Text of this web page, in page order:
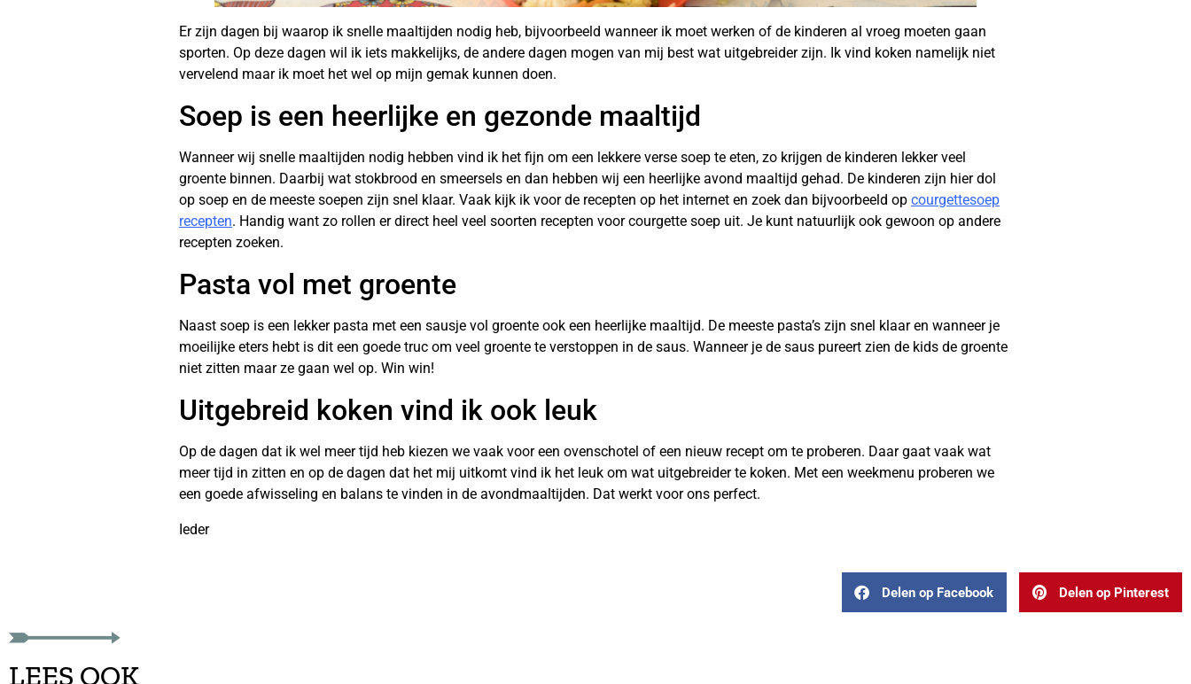
Er zijn dagen bij waarop ik snelle maaltijden nodig heb, bijvoorbeeld wanneer ik moet werken of de kinderen al vroeg moeten gaan
sporten. Op deze dagen wil ik iets makkelijks, de andere dagen mogen van mij best wat uitgebreider zijn. Ik vind koken namelijk niet
vervelend maar ik moet het wel op mijn gemak kunnen doen.
Soep is een heerlijke en gezonde maaltijd
Wanneer wij snelle maaltijden nodig hebben vind ik het fijn om een lekkere verse soep te eten, zo krijgen de kinderen lekker veel
groente binnen. Daarbij wat stokbrood en smeersels en dan hebben wij een heerlijke avond maaltijd gehad. De kinderen zijn hier dol
op soep en de meeste soepen zijn snel klaar. Vaak kijk ik voor de recepten op het internet en zoek dan bijvoorbeeld op courgettesoep
recepten. Handig want zo rollen er direct heel veel soorten recepten voor courgette soep uit. Je kunt natuurlijk ook gewoon op andere
recepten zoeken.
Pasta vol met groente
Naast soep is een lekker pasta met een sausje vol groente ook een heerlijke maaltijd. De meeste pasta’s zijn snel klaar en wanneer je
moeilijke eters hebt is dit een goede truc om veel groente te verstoppen in de saus. Wanneer je de saus pureert zien de kids de groente
niet zitten maar ze gaan wel op. Win win!
Uitgebreid koken vind ik ook leuk
Op de dagen dat ik wel meer tijd heb kiezen we vaak voor een ovenschotel of een nieuw recept om te proberen. Daar gaat vaak wat
meer tijd in zitten en op de dagen dat het mij uitkomt vind ik het leuk om wat uitgebreider te koken. Met een weekmenu proberen we
een goede afwisseling en balans te vinden in de avondmaaltijden. Dat werkt voor ons perfect.
Ieder
Delen op Facebook Delen op Pinterest
LEES OOK